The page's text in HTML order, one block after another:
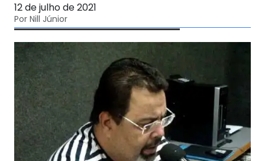
12 de julho de 2021
Por Nill Júnior